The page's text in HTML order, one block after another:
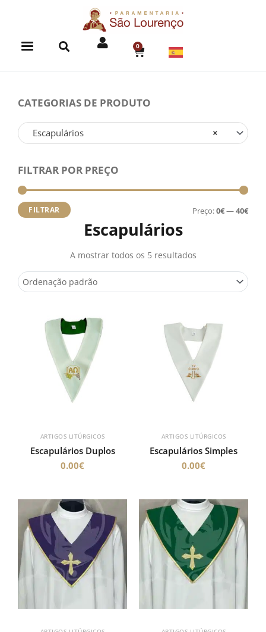
0
CART
CATEGORIAS DE PRODUTO
×
Escapulários
FILTRAR POR PREÇO
FILTRAR Preço:0€—40€
Escapulários
A mostrar todos os 5 resultados
ARTIGOS LITÚRGICOS
Escapulários Duplos
0.00€
ARTIGOS LITÚRGICOS
Escapulários Simples
0.00€